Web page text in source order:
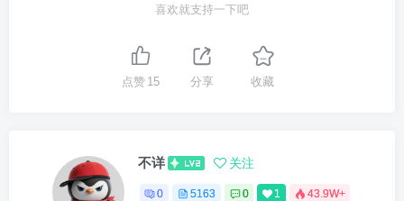
喜欢就支持一下吧
点赞 15 分享 收藏
不详 关注
0 5163 0 1 43.9W+